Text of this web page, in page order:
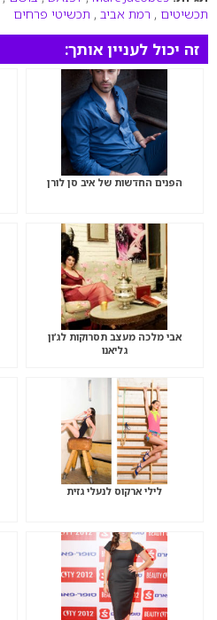
תכשיטים , רמת אביב , תכשיטי פרחים
זה יכול לעניין אותך:
הפנים החדשות של איב סן לורן
אבי מלכה מעצב תסרוקות לג’ון
גליאנו
לילי ארקוס לנעלי גזית